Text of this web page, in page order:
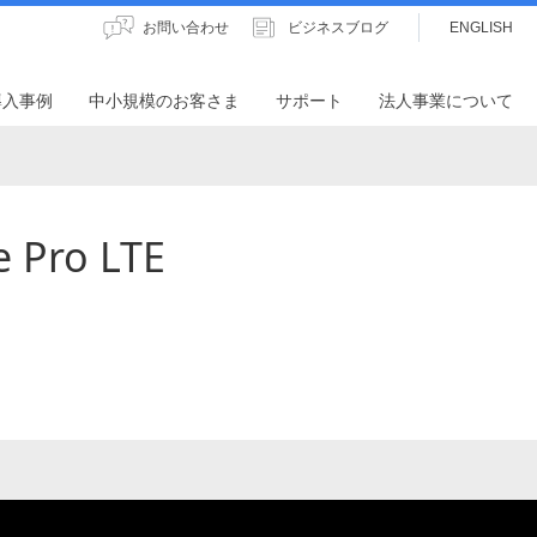
お問い合わせ ビジネスブログ ENGLISH
事例 中小規模のお客さま サポート 法人事業について
Pro LTE